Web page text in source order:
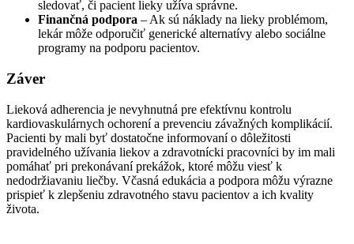
sledovať, či pacient lieky užíva správne.
Finančná podpora – Ak sú náklady na lieky problémom,
lekár môže odporučiť generické alternatívy alebo sociálne
programy na podporu pacientov.
Záver
Lieková adherencia je nevyhnutná pre efektívnu kontrolu
kardiovaskulárnych ochorení a prevenciu závažných komplikácií.
Pacienti by mali byť dostatočne informovaní o dôležitosti
pravidelného užívania liekov a zdravotnícki pracovníci by im mali
pomáhať pri prekonávaní prekážok, ktoré môžu viesť k
nedodržiavaniu liečby. Včasná edukácia a podpora môžu výrazne
prispieť k zlepšeniu zdravotného stavu pacientov a ich kvality
života.